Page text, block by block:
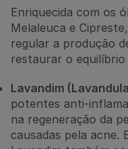
Enriquecida com os
Melaleuca e
regular a produção
restaurar o equilíbrio
Lavandim
potentes anti-
na regeneração da
causadas pela acne.